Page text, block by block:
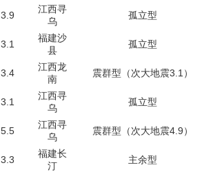
3.9
江西寻
乌
孤立型
3.1
福建沙
县
孤立型
3.4
江西龙
南
震群型（次大地震3.1）
3.1
江西寻
乌
孤立型
5.5
江西寻
乌
震群型（次大地震4.9）
3.3
福建长
汀
主余型